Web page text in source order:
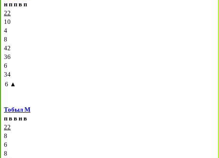
н п п в п
22
10
4
8
42
36
6
34
6 ▲
Тобыл М
п в в н в
22
8
6
8